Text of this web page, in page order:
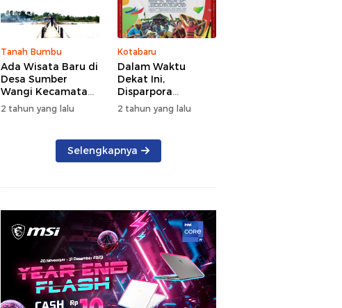
Tanah Bumbu
Ada Wisata Baru di
Desa Sumber
Wangi Kecamatan
Karang Bintang
2 tahun yang lalu
Kotabaru
Dalam Waktu
Dekat Ini,
Disparpora
Kotabaru Bakal
Menggelar Festival
2024
2 tahun yang lalu
Selengkapnya